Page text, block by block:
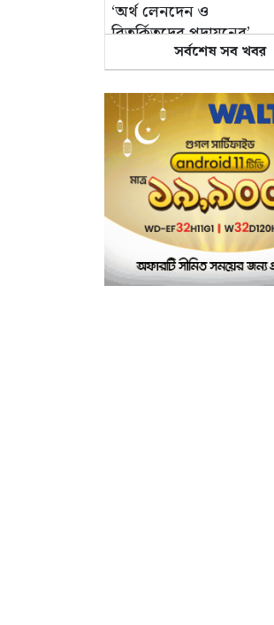
‘অর্থ লেনদেন ও
বিতর্কিতদের পদায়নের’
অভিযোগ, ঈশ্বরগঞ্জে
ছাত্রলীগের একাংশের ঝাড়ু
মিছিল
মানসম্মত শিক্ষা নিশ্চিতে
শ্যামপুরে তৎপর শিক্ষা
অফিসার শাপলা খানম
তাৎক্ষণিক খাদ্য পরীক্ষা
নিশ্চিত করবে ভ্রাম্যমাণ
পরীক্ষাগার: এস এম হুমায়ূন
সর্বশেষ সব খবর